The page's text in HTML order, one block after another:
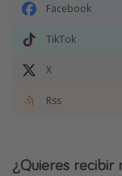
Facebook
TikTok
X
Rss
¿Quieres recibir